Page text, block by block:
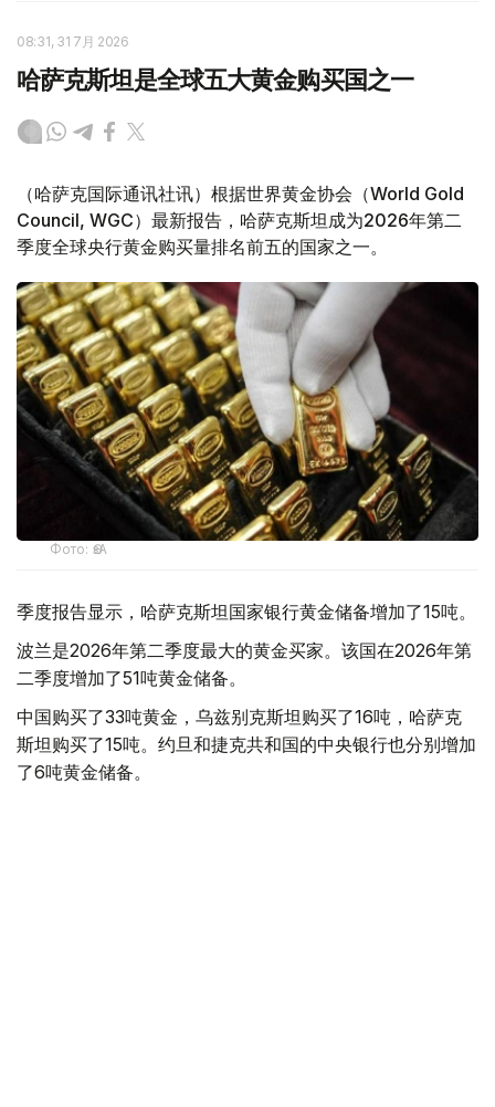
08:31, 31 7月 2026
哈萨克斯坦是全球五大黄金购买国之一
（哈萨克国际通讯社讯）根据世界黄金协会（World Gold
Council, WGC）最新报告，哈萨克斯坦成为2026年第二
季度全球央行黄金购买量排名前五的国家之一。
Фото: ӨзА
季度报告显示，哈萨克斯坦国家银行黄金储备增加了15吨。
波兰是2026年第二季度最大的黄金买家。该国在2026年第
二季度增加了51吨黄金储备。
中国购买了33吨黄金，乌兹别克斯坦购买了16吨，哈萨克
斯坦购买了15吨。约旦和捷克共和国的中央银行也分别增加
了6吨黄金储备。